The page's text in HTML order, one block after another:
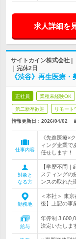
求人詳細を
サイトカイン株式会社 |
｜完休2日
《渋谷》再生医療
正社員 業種未経験OK
第二新卒歓迎 リモート
情報更新日：2026/04/02
仕事内容
《先進医療×
ィング企業で
任せします！
対象と
なる方
【学歴不問
スティングの
ンスの取れた
勤務地
＜本社＞ 東
後】上記の事
給与
年俸制
決定いたしま